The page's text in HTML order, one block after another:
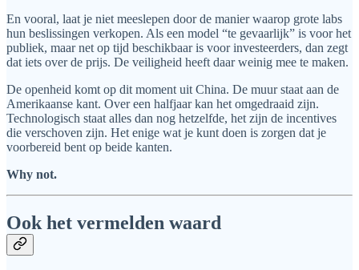
En vooral, laat je niet meeslepen door de manier waarop grote labs
hun beslissingen verkopen. Als een model “te gevaarlijk” is voor het
publiek, maar net op tijd beschikbaar is voor investeerders, dan zegt
dat iets over de prijs. De veiligheid heeft daar weinig mee te maken.
De openheid komt op dit moment uit China. De muur staat aan de
Amerikaanse kant. Over een halfjaar kan het omgedraaid zijn.
Technologisch staat alles dan nog hetzelfde, het zijn de incentives
die verschoven zijn. Het enige wat je kunt doen is zorgen dat je
voorbereid bent op beide kanten.
Why not.
Ook het vermelden waard